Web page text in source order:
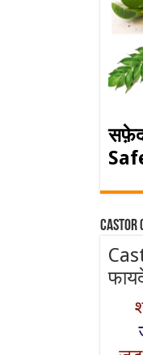
Castor